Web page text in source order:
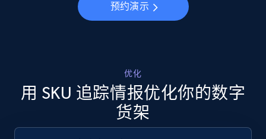
URL, Final price, Sku, Currency, Gtin,
Specifications, Image urls, Top reviews, and
more.
预约演示
优化
用 SKU 追踪情报优化你的数字
货架